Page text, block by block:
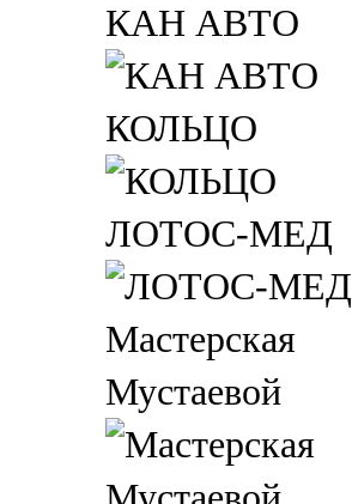
КАН АВТО
КОЛЬЦО
ЛОТОС-МЕД
Мастерская
Мустаевой